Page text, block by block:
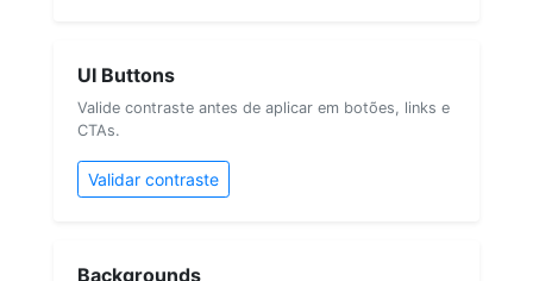
UI Buttons
Valide contraste antes de aplicar em botões, links e
CTAs.
Validar contraste
Backgrounds